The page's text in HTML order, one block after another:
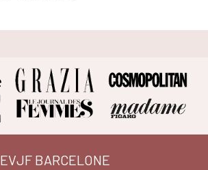
EVJF BARCELONE